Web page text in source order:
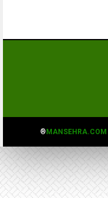
MANSEHRA.COM